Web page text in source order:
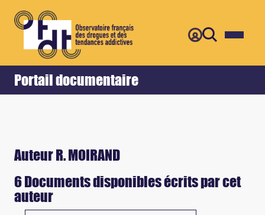
Portail documentaire
Accueil Retour
Auteur R. MOIRAND
6 Documents disponibles écrits par cet
auteur